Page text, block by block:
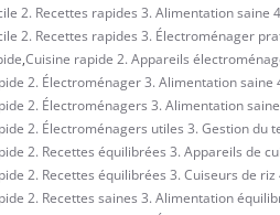
2. Recettes rapides 3. Alimentation saine
2. Recettes rapides 3. Électroménager
,Cuisine rapide 2. Appareils
2. Électroménager 3. Alimentation
2. Électroménagers 3. Alimentation
2. Électroménagers utiles 3. Gestion du
2. Recettes équilibrées 3. Appareils de
2. Recettes équilibrées 3. Cuiseurs de
2. Recettes saines 3. Alimentation